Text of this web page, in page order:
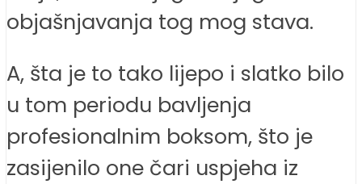
objašnjavanja tog mog stava.
A, šta je to tako lijepo i slatko bilo
u tom periodu bavljenja
profesionalnim boksom, što je
zasijenilo one čari uspjeha iz